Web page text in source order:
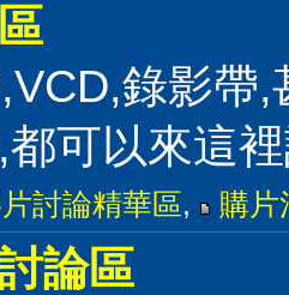
錄影帶,
可以來這
討論精華區, 購片
論區